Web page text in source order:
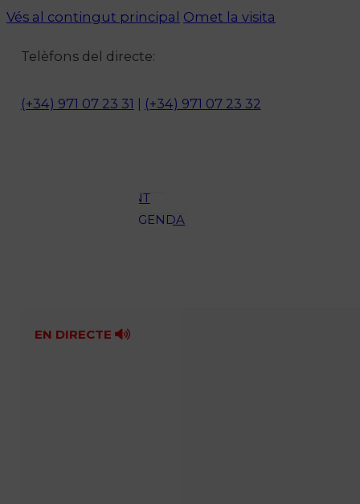
Vés al contingut principal Omet la visita
Telèfons del directe:
(+34) 971 07 23 31 (+34) 971 07 23 32
OCI
AMBIENT
AGENDA
Fes-te'n soci!
EN DIRECTE